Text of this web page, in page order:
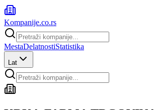
Kompanije.co.rs
MestaDelatnostiStatistika
Lat